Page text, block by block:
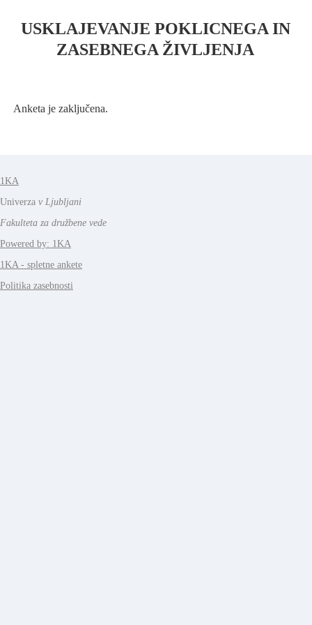
USKLAJEVANJE POKLICNEGA IN
ZASEBNEGA ŽIVLJENJA
Anketa je zaključena.
1KA
Univerza v Ljubljani
Fakulteta za družbene vede
Powered by: 1KA
1KA - spletne ankete
Politika zasebnosti